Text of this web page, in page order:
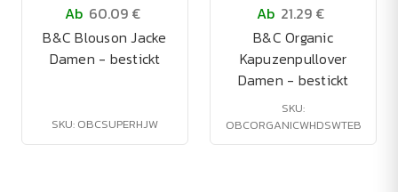
Ab 60.09 €
B&C Blouson Jacke
Damen - bestickt
SKU: OBCSUPERHJW
Ab 21.29 €
B&C Organic
Kapuzenpullover
Damen - bestickt
SKU:
OBCORGANICWHDSWTEB